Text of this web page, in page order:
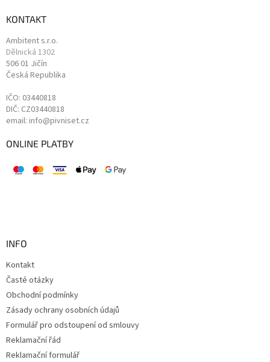
KONTAKT
Ambitent s.r.o.
Dělnická 1302
506 01 Jičín
Česká Republika
IČO: 03440818
DIČ: CZ03440818
email: info@pivniset.cz
ONLINE PLATBY
INFO
Kontakt
Časté otázky
Obchodní podmínky
Zásady ochrany osobních údajů
Formulář pro odstoupení od smlouvy
Reklamační řád
Reklamační formulář